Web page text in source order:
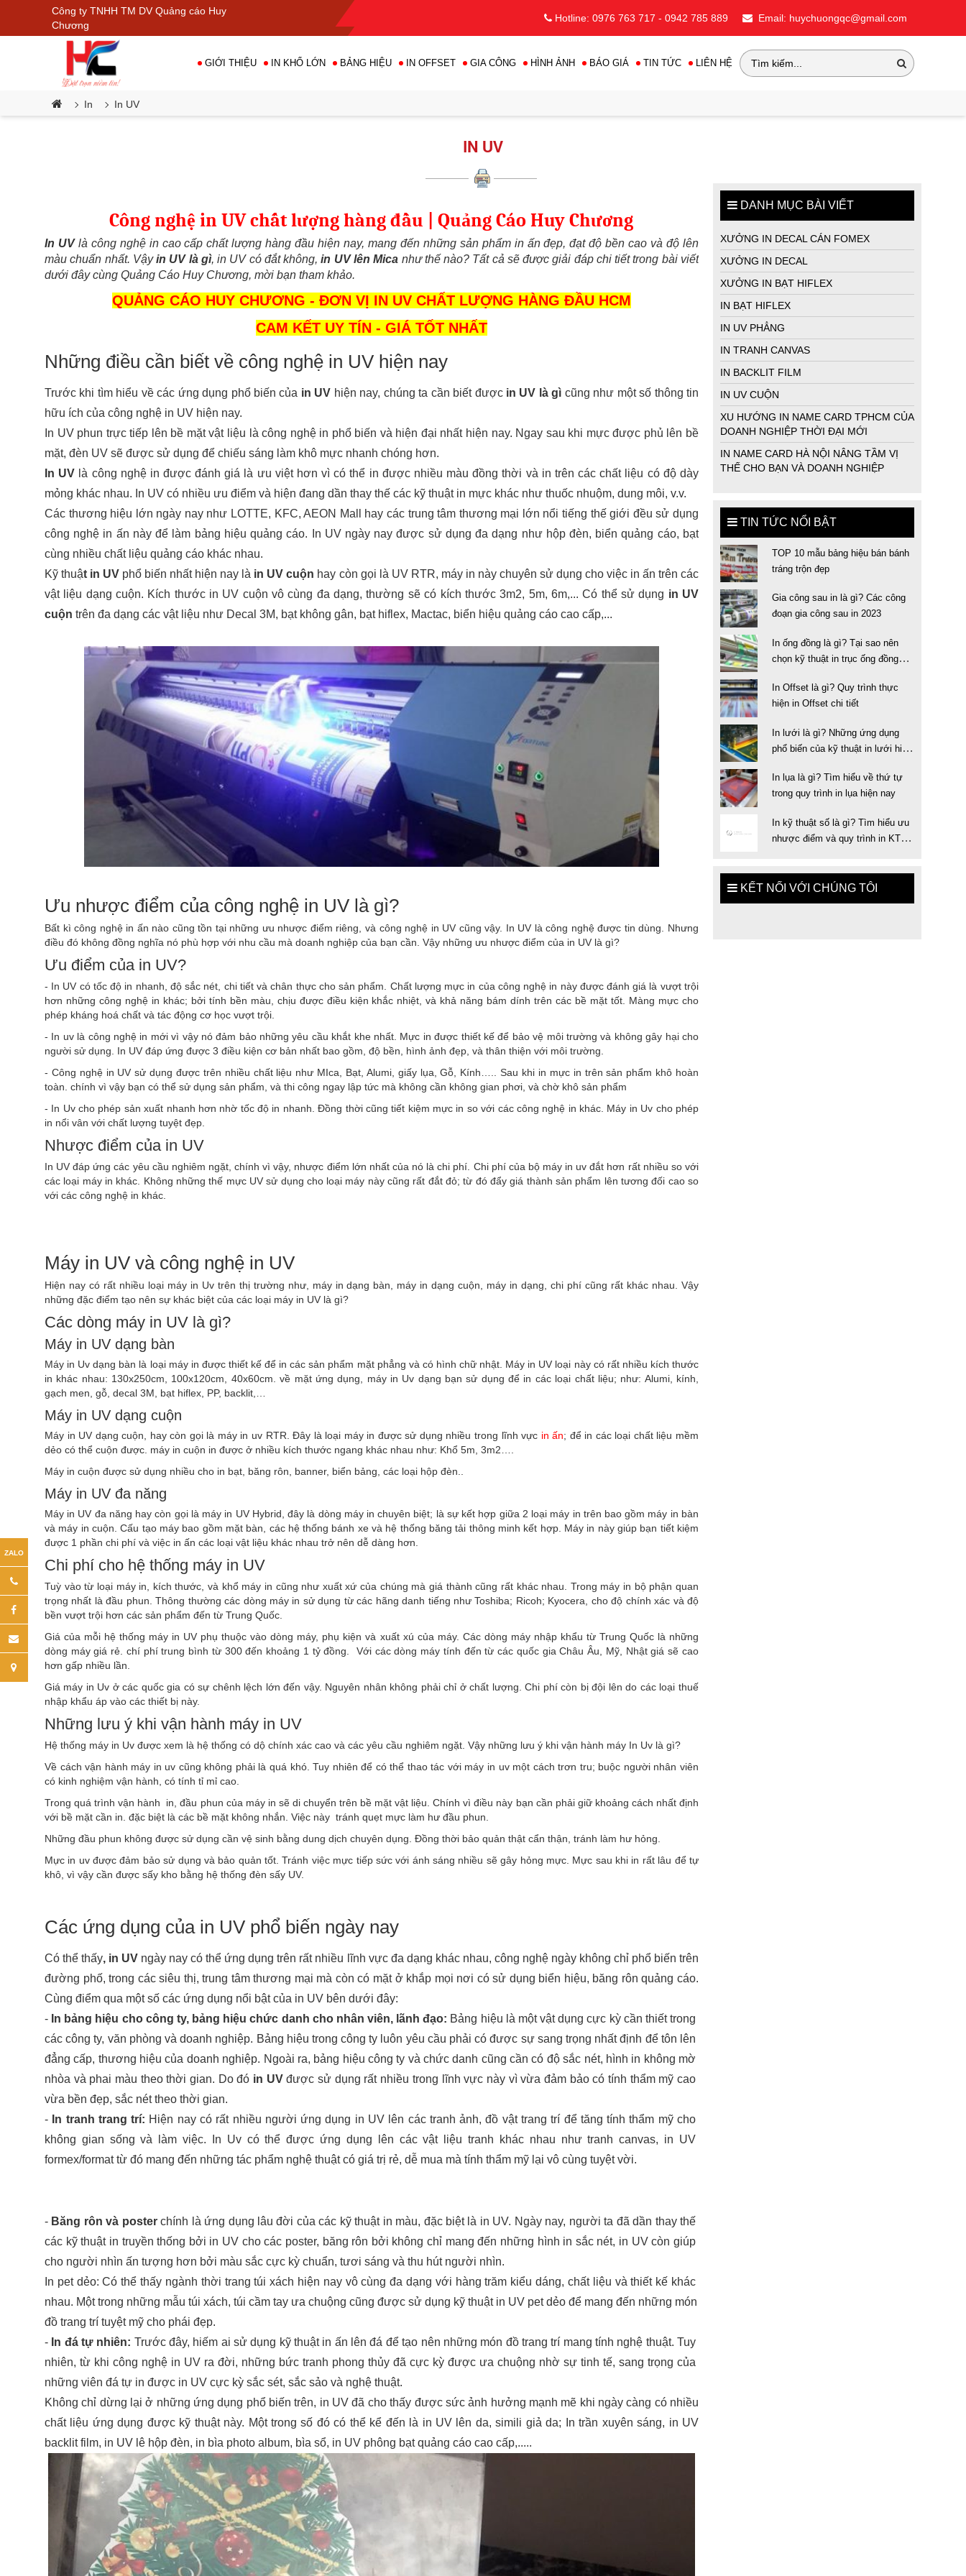
Công ty TNHH TM DV Quảng cáo Huy
Chương
Hotline: 0976 763 717 - 0942 785 889 Email: huychuongqc@gmail.com
GIỚI THIỆU IN KHỔ LỚN BẢNG HIỆU IN OFFSET GIA CÔNG HÌNH ẢNH BÁO GIÁ TIN TỨC LIÊN HỆ
In In UV
IN UV
Công nghệ in UV chất lượng hàng đầu | Quảng Cáo Huy Chương
In UV là công nghệ in cao cấp chất lượng hàng đầu hiện nay, mang đến những sản phẩm in ấn đẹp, đạt độ bền cao và độ lên
màu chuẩn nhất. Vậy in UV là gì, in UV có đắt không, in UV lên Mica như thế nào? Tất cả sẽ được giải đáp chi tiết trong bài viết
dưới đây cùng Quảng Cáo Huy Chương, mời bạn tham khảo.
QUẢNG CÁO HUY CHƯƠNG - ĐƠN VỊ IN UV CHẤT LƯỢNG HÀNG ĐẦU HCM
CAM KẾT UY TÍN - GIÁ TỐT NHẤT
Những điều cần biết về công nghệ in UV hiện nay
Trước khi tìm hiểu về các ứng dụng phổ biến của in UV hiện nay, chúng ta cần biết được in UV là gì cũng như một số thông tin
hữu ích của công nghệ in UV hiện nay.
In UV phun trực tiếp lên bề mặt vật liệu là công nghệ in phổ biến và hiện đại nhất hiện nay. Ngay sau khi mực được phủ lên bề
mặt, đèn UV sẽ được sử dụng để chiếu sáng làm khô mực nhanh chóng hơn.
In UV là công nghệ in được đánh giá là ưu việt hơn vì có thể in được nhiều màu đồng thời và in trên các chất liệu có độ dày
mỏng khác nhau. In UV có nhiều ưu điểm và hiện đang dần thay thế các kỹ thuật in mực khác như thuốc nhuộm, dung môi, v.v.
Các thương hiệu lớn ngày nay như LOTTE, KFC, AEON Mall hay các trung tâm thương mại lớn nổi tiếng thế giới đều sử dụng
công nghệ in ấn này để làm bảng hiệu quảng cáo. In UV ngày nay được sử dụng đa dạng như hộp đèn, biển quảng cáo, bạt
cùng nhiều chất liệu quảng cáo khác nhau.
Kỹ thuật in UV phổ biến nhất hiện nay là in UV cuộn hay còn gọi là UV RTR, máy in này chuyên sử dụng cho việc in ấn trên các
vật liệu dạng cuộn. Kích thước in UV cuộn vô cùng đa dạng, thường sẽ có kích thước 3m2, 5m, 6m,... Có thể sử dụng in UV
cuộn trên đa dạng các vật liệu như Decal 3M, bạt không gân, bạt hiflex, Mactac, biển hiệu quảng cáo cao cấp,...
Ưu nhược điểm của công nghệ in UV là gì?
Bất kì công nghệ in ấn nào cũng tồn tại những ưu nhược điểm riêng, và công nghệ in UV cũng vậy. In UV là công nghệ được tin dùng. Nhưng
điều đó không đồng nghĩa nó phù hợp với nhu cầu mà doanh nghiệp của bạn cần. Vậy những ưu nhược điểm của in UV là gì?
Ưu điểm của in UV?
- In UV có tốc độ in nhanh, độ sắc nét, chi tiết và chân thực cho sản phẩm. Chất lượng mực in của công nghệ in này được đánh giá là vượt trội
hơn những công nghệ in khác; bởi tính bền màu, chịu được điều kiện khắc nhiệt, và khả năng bám dính trên các bề mặt tốt. Màng mực cho
phép kháng hoá chất và tác động cơ học vượt trội.
- In uv là công nghệ in mới vì vậy nó đảm bảo những yêu cầu khắt khe nhất. Mực in được thiết kế để bảo vệ môi trường và không gây hại cho
người sử dụng. In UV đáp ứng được 3 điều kiện cơ bản nhất bao gồm, độ bền, hình ảnh đẹp, và thân thiện với môi trường.
- Công nghệ in UV sử dụng được trên nhiều chất liệu như MIca, Bạt, Alumi, giấy lụa, Gỗ, Kính….. Sau khi in mực in trên sản phẩm khô hoàn
toàn. chính vì vậy bạn có thể sử dụng sản phẩm, và thi công ngay lập tức mà không cần không gian phơi, và chờ khô sản phẩm
- In Uv cho phép sản xuất nhanh hơn nhờ tốc độ in nhanh. Đồng thời cũng tiết kiệm mực in so với các công nghệ in khác. Máy in Uv cho phép
in nổi vân với chất lượng tuyệt đẹp.
Nhược điểm của in UV
In UV đáp ứng các yêu cầu nghiêm ngặt, chính vì vậy, nhược điểm lớn nhất của nó là chi phí. Chi phí của bộ máy in uv đắt hơn rất nhiều so với
các loại máy in khác. Không những thế mực UV sử dụng cho loại máy này cũng rất đắt đỏ; từ đó đẩy giá thành sản phẩm lên tương đối cao so
với các công nghệ in khác.
Máy in UV và công nghệ in UV
Hiện nay có rất nhiều loại máy in Uv trên thị trường như, máy in dạng bàn, máy in dạng cuộn, máy in dạng, chi phí cũng rất khác nhau. Vậy
những đặc điểm tạo nên sự khác biệt của các loại máy in UV là gì?
Các dòng máy in UV là gì?
Máy in UV dạng bàn
Máy in Uv dạng bàn là loại máy in được thiết kế để in các sản phẩm mặt phẳng và có hình chữ nhật. Máy in UV loại này có rất nhiều kích thước
in khác nhau: 130x250cm, 100x120cm, 40x60cm. về mặt ứng dụng, máy in Uv dạng bạn sử dụng để in các loại chất liệu; như: Alumi, kính,
gạch men, gỗ, decal 3M, bạt hiflex, PP, backlit,…
Máy in UV dạng cuộn
Máy in UV dạng cuộn, hay còn gọi là máy in uv RTR. Đây là loại máy in được sử dụng nhiều trong lĩnh vực in ấn; để in các loại chất liệu mềm
dẻo có thể cuộn được. máy in cuộn in được ở nhiều kích thước ngang khác nhau như: Khổ 5m, 3m2….
Máy in cuộn được sử dụng nhiều cho in bạt, băng rôn, banner, biển bảng, các loại hộp đèn..
Máy in UV đa năng
Máy in UV đa năng hay còn gọi là máy in UV Hybrid, đây là dòng máy in chuyên biệt; là sự kết hợp giữa 2 loại máy in trên bao gồm máy in bàn
và máy in cuộn. Cấu tạo máy bao gồm mặt bàn, các hệ thống bánh xe và hệ thống băng tải thông minh kết hợp. Máy in này giúp bạn tiết kiệm
được 1 phần chi phí và việc in ấn các loại vật liệu khác nhau trở nên dễ dàng hơn.
Chi phí cho hệ thống máy in UV
Tuỳ vào từ loại máy in, kích thước, và khổ máy in cũng như xuất xứ của chúng mà giá thành cũng rất khác nhau. Trong máy in bộ phận quan
trọng nhất là đầu phun. Thông thường các dòng máy in sử dụng từ các hãng danh tiếng như Toshiba; Ricoh; Kyocera, cho độ chính xác và độ
bền vượt trội hơn các sản phẩm đến từ Trung Quốc.
Giá của mỗi hệ thống máy in UV phụ thuộc vào dòng máy, phụ kiện và xuất xú của máy. Các dòng máy nhập khẩu từ Trung Quốc là những
dòng máy giá rẻ. chí phí trung bình từ 300 đến khoảng 1 tỷ đồng. Với các dòng máy tính đến từ các quốc gia Châu Âu, Mỹ, Nhật giá sẽ cao
hơn gấp nhiều lần.
Giá máy in Uv ở các quốc gia có sự chênh lệch lớn đến vậy. Nguyên nhân không phải chỉ ở chất lượng. Chi phí còn bị đội lên do các loại thuế
nhập khẩu áp vào các thiết bị này.
Những lưu ý khi vận hành máy in UV
Hệ thống máy in Uv được xem là hệ thống có dộ chính xác cao và các yêu cầu nghiêm ngặt. Vậy những lưu ý khi vận hành máy In Uv là gì?
Về cách vận hành máy in uv cũng không phải là quá khó. Tuy nhiên để có thể thao tác với máy in uv một cách trơn tru; buộc người nhân viên
có kinh nghiệm vận hành, có tính tỉ mỉ cao.
Trong quá trình vận hành in, đầu phun của máy in sẽ di chuyển trên bề mặt vật liệu. Chính vì điều này bạn cần phải giữ khoảng cách nhất định
với bề mặt cần in. đặc biệt là các bề mặt không nhắn. Việc này tránh quẹt mực làm hư đầu phun.
Những đầu phun không được sử dụng cần vệ sinh bằng dung dịch chuyên dụng. Đồng thời bảo quản thật cẩn thận, tránh làm hư hỏng.
Mực in uv được đảm bảo sử dụng và bảo quản tốt. Tránh việc mực tiếp sức với ánh sáng nhiều sẽ gây hỏng mực. Mực sau khi in rất lâu để tự
khô, vì vậy cần được sấy kho bằng hệ thống đèn sấy UV.
Các ứng dụng của in UV phổ biến ngày nay
Có thể thấy, in UV ngày nay có thể ứng dụng trên rất nhiều lĩnh vực đa dạng khác nhau, công nghệ ngày không chỉ phổ biến trên
đường phố, trong các siêu thị, trung tâm thương mại mà còn có mặt ở khắp mọi nơi có sử dụng biển hiệu, băng rôn quảng cáo.
Cùng điểm qua một số các ứng dụng nổi bật của in UV bên dưới đây:
- In bảng hiệu cho công ty, bảng hiệu chức danh cho nhân viên, lãnh đạo: Bảng hiệu là một vật dụng cực kỳ cần thiết trong
các công ty, văn phòng và doanh nghiệp. Bảng hiệu trong công ty luôn yêu cầu phải có được sự sang trọng nhất định để tôn lên
đẳng cấp, thương hiệu của doanh nghiệp. Ngoài ra, bảng hiệu công ty và chức danh cũng cần có độ sắc nét, hình in không mờ
nhòa và phai màu theo thời gian. Do đó in UV được sử dụng rất nhiều trong lĩnh vực này vì vừa đảm bảo có tính thẩm mỹ cao
vừa bền đẹp, sắc nét theo thời gian.
- In tranh trang trí: Hiện nay có rất nhiều người ứng dụng in UV lên các tranh ảnh, đồ vật trang trí để tăng tính thẩm mỹ cho
không gian sống và làm việc. In Uv có thể được ứng dụng lên các vật liệu tranh khác nhau như tranh canvas, in UV
formex/format từ đó mang đến những tác phẩm nghệ thuật có giá trị rẻ, dễ mua mà tính thẩm mỹ lại vô cùng tuyệt vời.
- Băng rôn và poster chính là ứng dụng lâu đời của các kỹ thuật in màu, đặc biệt là in UV. Ngày nay, người ta đã dần thay thế
các kỹ thuật in truyền thống bởi in UV cho các poster, băng rôn bởi không chỉ mang đến những hình in sắc nét, in UV còn giúp
cho người nhìn ấn tượng hơn bởi màu sắc cực kỳ chuẩn, tươi sáng và thu hút người nhìn.
In pet dẻo: Có thể thấy ngành thời trang túi xách hiện nay vô cùng đa dạng với hàng trăm kiểu dáng, chất liệu và thiết kế khác
nhau. Một trong những mẫu túi xách, túi cầm tay ưa chuộng cũng được sử dụng kỹ thuật in UV pet dẻo để mang đến những món
đồ trang trí tuyệt mỹ cho phái đẹp.
- In đá tự nhiên: Trước đây, hiếm ai sử dụng kỹ thuật in ấn lên đá để tạo nên những món đồ trang trí mang tính nghệ thuật. Tuy
nhiên, từ khi công nghệ in UV ra đời, những bức tranh phong thủy đã cực kỳ được ưa chuộng nhờ sự tinh tế, sang trọng của
những viên đá tự in được in UV cực kỳ sắc sét, sắc sảo và nghệ thuật.
Không chỉ dừng lại ở những ứng dụng phổ biến trên, in UV đã cho thấy được sức ảnh hưởng mạnh mẽ khi ngày càng có nhiều
chất liệu ứng dụng được kỹ thuật này. Một trong số đó có thể kể đến là in UV lên da, simili giả da; In trần xuyên sáng, in UV
backlit film, in UV lê hộp đèn, in bìa photo album, bìa sổ, in UV phông bạt quảng cáo cao cấp,.....
DANH MỤC BÀI VIẾT
XƯỞNG IN DECAL CÁN FOMEX
XƯỞNG IN DECAL
XƯỞNG IN BẠT HIFLEX
IN BẠT HIFLEX
IN UV PHẲNG
IN TRANH CANVAS
IN BACKLIT FILM
IN UV CUỘN
XU HƯỚNG IN NAME CARD TPHCM CỦA
DOANH NGHIỆP THỜI ĐẠI MỚI
IN NAME CARD HÀ NỘI NÂNG TẦM VỊ
THẾ CHO BẠN VÀ DOANH NGHIỆP
TIN TỨC NỔI BẬT
TOP 10 mẫu bảng hiệu bán bánh
tráng trộn đẹp
Gia công sau in là gì? Các công
đoạn gia công sau in 2023
In ống đồng là gì? Tại sao nên
chọn kỹ thuật in trục ống đồng
In Offset là gì? Quy trình thực
hiện in Offset chi tiết
In lưới là gì? Những ứng dụng
phổ biến của kỹ thuật in lưới hiện
In lụa là gì? Tìm hiểu về thứ tự
trong quy trình in lụa hiện nay
In kỹ thuật số là gì? Tìm hiểu ưu
nhược điểm và quy trình in KTS
KẾT NỐI VỚI CHÚNG TÔI